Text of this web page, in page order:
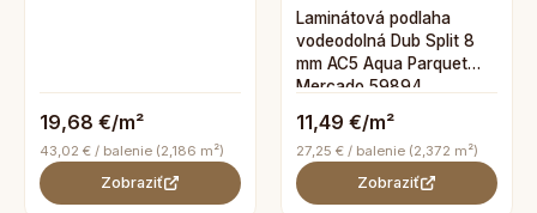
19,68 €/m²
43,02 € / balenie (2,186 m²)
Zobraziť
Laminátová podlaha
vodeodolná Dub Split 8
mm AC5 Aqua Parquet
Mercado 59894
11,49 €/m²
27,25 € / balenie (2,372 m²)
Zobraziť